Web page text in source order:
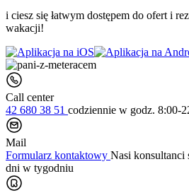
i ciesz się łatwym dostępem do ofert i
wakacji!
Call center
42 680 38 51 codziennie w godz. 8:00-
Mail
Formularz kontaktowy Nasi konsultanci
dni w tygodniu